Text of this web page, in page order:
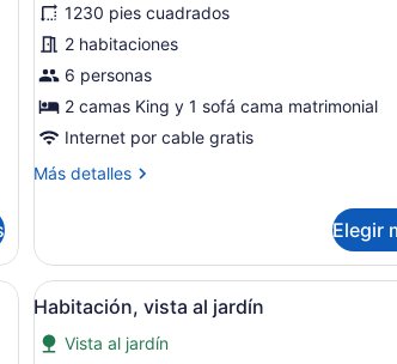
Suite,
2
habitaciones
(Water
View)
1230 pies cuadrados
2 habitaciones
6 personas
2 camas King y 1 sofá cama matrimonial
Internet por cable gratis
Más detalles
Más
2
habitaciones
(Water
Elegir
mar, sillas de descanso y una sombrilla.
Abrir
todas
las
Habitación de
10
Habitación, vista al jardín
Vista al jardín